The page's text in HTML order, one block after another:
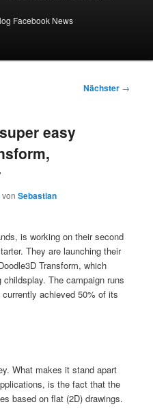
Facebook News
Nächster →
easy
vonSebastian
is working on their second
They are launching their
Transform, which
The campaign runs
achieved 50% of its
What makes it stand apart
is the fact that the
based on flat (2D) drawings.